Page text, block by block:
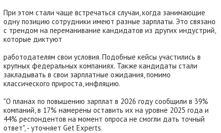
При этом стали чаще встречаться случаи, когда занимающие
одну позицию сотрудники имеют разные зарплаты. Это связано
с трендом на переманивание кандидатов из других индустрий,
которые диктуют
работодателям свои условия. Подобные кейсы участились в
крупных федеральных компаниях. Также кандидаты стали
закладывать в свои зарплатные ожидания, помимо
классического прироста, инфляцию.
"О планах по повышению зарплат в 2026 году сообщили в 39%
компаний, в 17% намерены оставить их на уровне 2025 года и
44% респондентов на момент опроса не смогли дать точный
ответ", - уточняет Get Experts.